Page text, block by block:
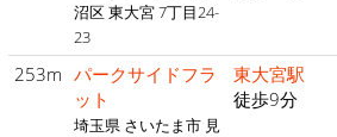
沼区 東大宮 7丁目24-
23
253m パークサイドフラ
ット
埼玉県 さいたま市 見
東大宮駅
徒歩9分